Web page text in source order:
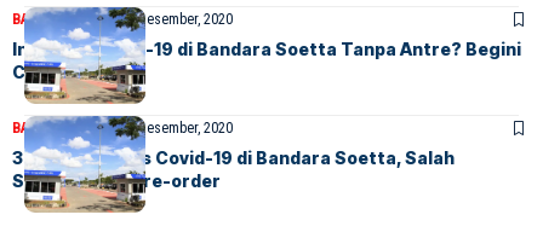
BANDARA BERITA22 Desember, 2020
Ingin Tes Covid-19 di Bandara Soetta Tanpa Antre? Begini
Caranya
BANDARA BERITA20 Desember, 2020
3 Alternatif Tes Covid-19 di Bandara Soetta, Salah
Satunya Bisa Pre-order